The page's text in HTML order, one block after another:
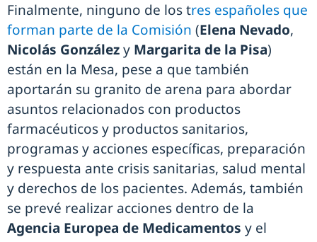
Finalmente, ninguno de los tres españoles que
forman parte de la Comisión (Elena Nevado,
Nicolás Gonzálezy Margarita de la Pisa)
están en la Mesa, pese a que también
aportarán su granito de arena para abordar
asuntos relacionados con productos
farmacéuticos y productos sanitarios,
programas y acciones específicas, preparación
y respuesta ante crisis sanitarias, salud mental
y derechos de los pacientes. Además, también
se prevé realizar acciones dentro de la
Agencia Europea de Medicamentos y el